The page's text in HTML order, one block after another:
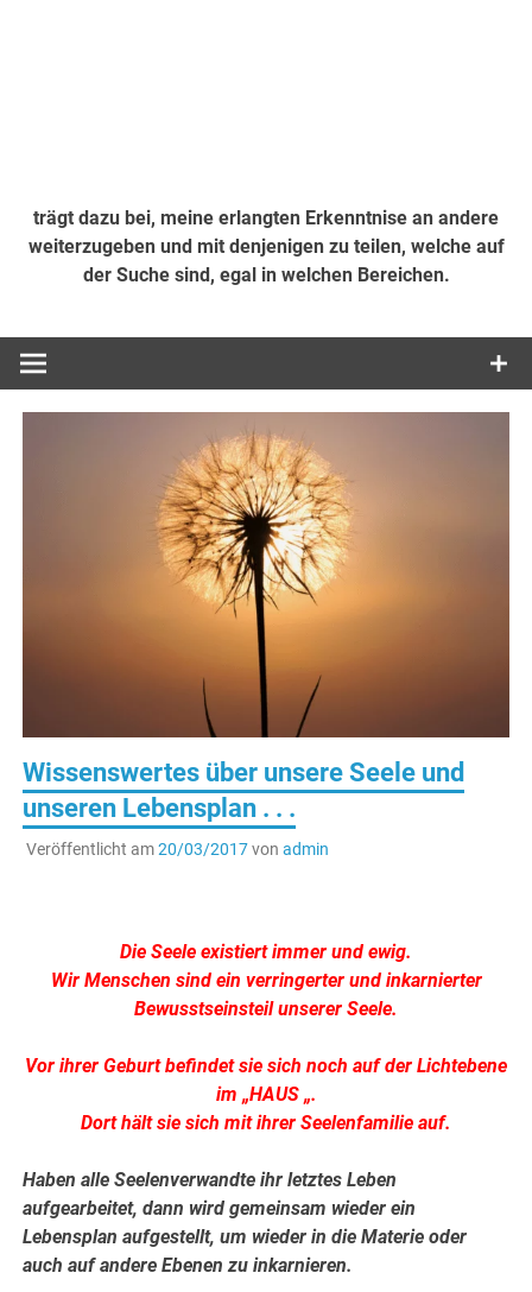
trägt dazu bei, meine erlangten Erkenntnise an andere
weiterzugeben und mit denjenigen zu teilen, welche auf
der Suche sind, egal in welchen Bereichen.
Wissenswertes über unsere Seele und
unseren Lebensplan . . .
Veröffentlicht am20/03/2017von admin
Die Seele existiert immer und ewig.
Wir Menschen sind ein verringerter und inkarnierter
Bewusstseinsteil unserer Seele.
Vor ihrer Geburt befindet sie sich noch auf der Lichtebene
im „HAUS „.
Dort hält sie sich mit ihrer Seelenfamilie auf.
Haben alle Seelenverwandte ihr letztes Leben
aufgearbeitet, dann wird gemeinsam wieder ein
Lebensplan aufgestellt, um wieder in die Materie oder
auch auf andere Ebenen zu inkarnieren.